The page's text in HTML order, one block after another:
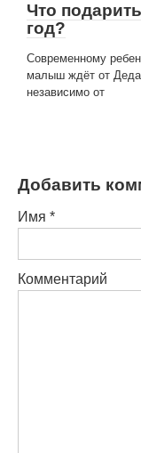
Что
год?
Современному
малыш ждёт от Деда
независимо от
Добавить
Имя *
Комментарий